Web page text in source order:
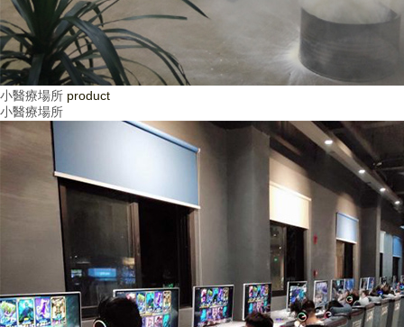
小醫療場所 product
小醫療場所